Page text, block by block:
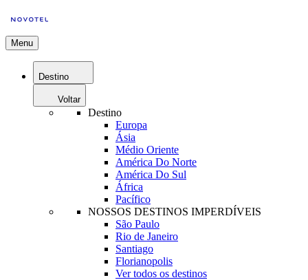
Menu
Destino
Voltar
Destino
Europa
Ásia
Médio Oriente
América Do Norte
América Do Sul
África
Pacífico
NOSSOS DESTINOS IMPERDÍVEIS
São Paulo
Rio de Janeiro
Santiago
Florianopolis
Ver todos os destinos